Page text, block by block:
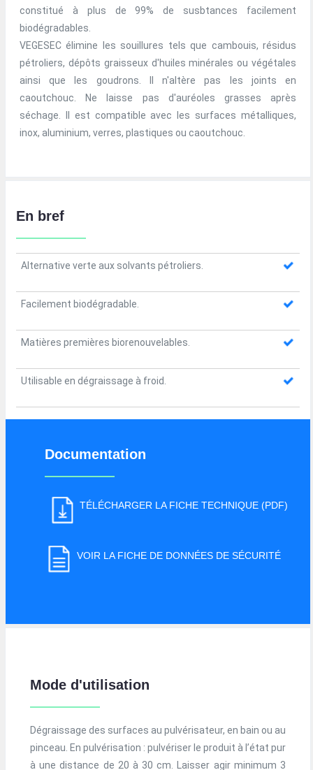
constitué à plus de 99% de susbtances facilement
biodégradables.
VEGESEC élimine les souillures tels que cambouis, résidus
pétroliers, dépôts graisseux d'huiles minérales ou végétales
ainsi que les goudrons. Il n'altère pas les joints en
caoutchouc. Ne laisse pas d'auréoles grasses après
séchage. Il est compatible avec les surfaces métalliques,
inox, aluminium, verres, plastiques ou caoutchouc.
En bref
Alternative verte aux solvants pétroliers.
Facilement biodégradable.
Matières premières biorenouvelables.
Utilisable en dégraissage à froid.
Documentation
TÉLÉCHARGER LA FICHE TECHNIQUE (PDF)
VOIR LA FICHE DE DONNÉES DE SÉCURITÉ
Mode d'utilisation
Dégraissage des surfaces au pulvérisateur, en bain ou au
pinceau. En pulvérisation : pulvériser le produit à l’état pur
à une distance de 20 à 30 cm. Laisser agir minimum 3